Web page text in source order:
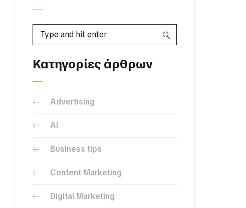
Κατηγορίες άρθρων
Advertising
AI
Business tips
Content Marketing
Digital Marketing